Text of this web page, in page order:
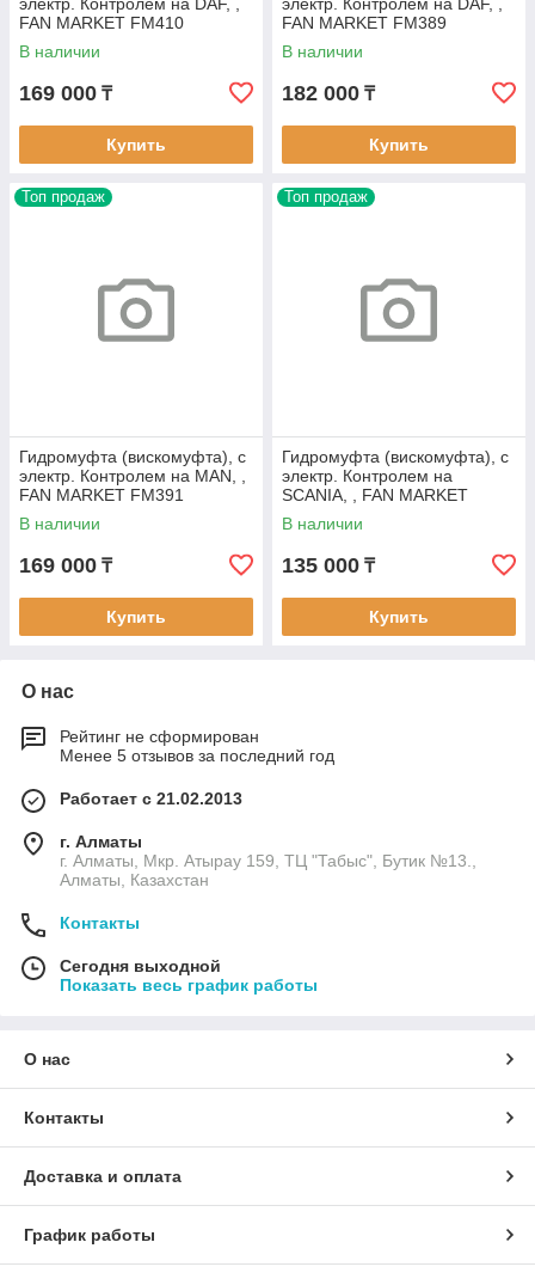
электр. Контролем на DAF, ,
FAN MARKET FM410
В наличии
169 000 ₸
Купить
электр. Контролем на DAF, ,
FAN MARKET FM389
В наличии
182 000 ₸
Купить
Топ продаж
Гидромуфта (вискомуфта), с
электр. Контролем на MAN, ,
FAN MARKET FM391
В наличии
169 000 ₸
Купить
Топ продаж
Гидромуфта (вискомуфта), с
электр. Контролем на
SCANIA, , FAN MARKET
FM311
В наличии
135 000 ₸
Купить
О нас
Рейтинг не сформирован
Менее 5 отзывов за последний год
Работает с 21.02.2013
г. Алматы
г. Алматы, Мкр. Атырау 159, ТЦ "Табыс", Бутик №13.,
Алматы, Казахстан
Контакты
Сегодня выходной
Показать весь график работы
О нас
Контакты
Доставка и оплата
График работы